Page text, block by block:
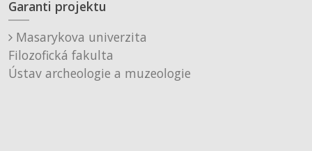
Garanti projektu
Masarykova univerzita
Filozofická fakulta
Ústav archeologie a muzeologie